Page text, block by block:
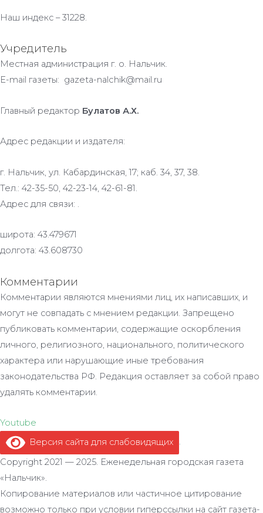
Наш индекс – 31228.
Учредитель
Местная администрация г. о. Нальчик.
E-mail газеты: gazeta-nalchik@mail.ru
Главный редактор Булатов А.Х.
Адрес редакции и издателя:
г. Нальчик, ул. Кабардинская, 17; каб. 34, 37, 38.
Тел.: 42-35-50, 42-23-14, 42-61-81.
Адрес для связи: .
широта: 43.479671
долгота: 43.608730
Комментарии
Комментарии являются мнениями лиц, их написавших, и
могут не совпадать с мнением редакции. Запрещено
публиковать комментарии, содержащие оскорбления
личного, религиозного, национального, политического
характера или нарушающие иные требования
законодательства РФ. Редакция оставляет за собой право
удалять комментарии.
Youtube
Версия сайта для слабовидящих
.
Copyright 2021 — 2025. Еженедельная городская газета
«Нальчик».
Копирование материалов или частичное цитирование
возможно только при условии гиперссылки на сайт газета-